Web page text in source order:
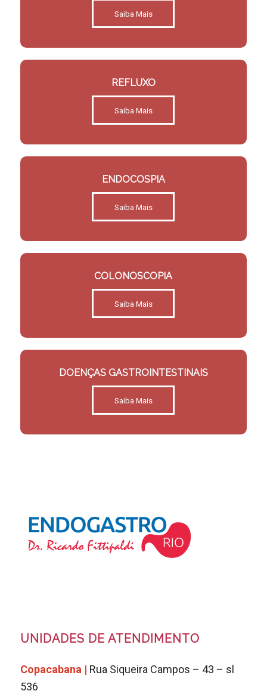
Saiba Mais
REFLUXO
Saiba Mais
ENDOCOSPIA
Saiba Mais
COLONOSCOPIA
Saiba Mais
DOENÇAS GASTROINTESTINAIS
Saiba Mais
UNIDADES DE ATENDIMENTO
Copacabana | Rua Siqueira Campos – 43 – sl
536